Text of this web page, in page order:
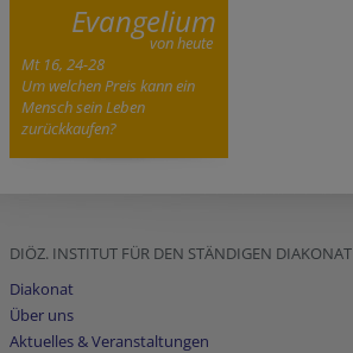
Evangelium
von heute
Mt 16, 24-28
Um welchen Preis kann ein
Mensch sein Leben
zurückkaufen?
DIÖZ. INSTITUT FÜR DEN STÄNDIGEN DIAKONAT
Diakonat
Über uns
Aktuelles & Veranstaltungen